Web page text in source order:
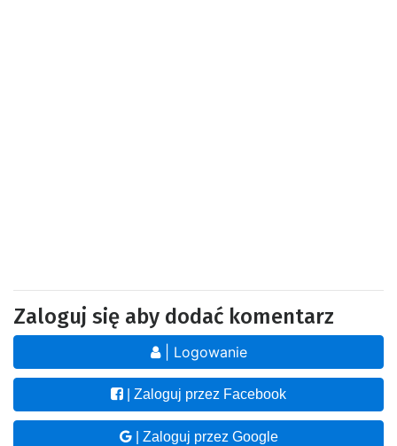
Zaloguj się aby dodać komentarz
| Logowanie
| Zaloguj przez Facebook
| Zaloguj przez Google